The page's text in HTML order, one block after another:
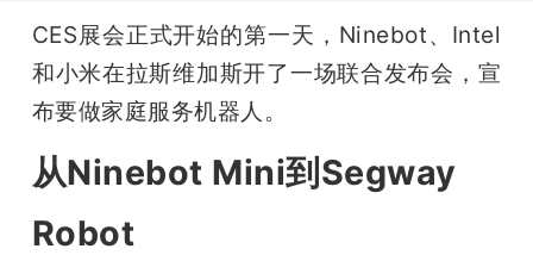
公
开
课
CES展会正式开始的第一天，Ninebot、Intel
和小米在拉斯维加斯开了一场联合发布会，宣
布要做家庭服务机器人。
从Ninebot Mini到Segway
Robot